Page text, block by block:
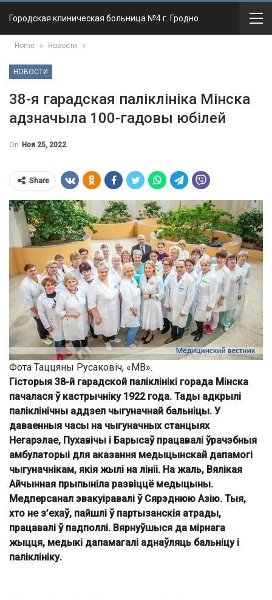
Городская клиническая больница №4 г. Гродно
Home Новости
НОВОСТИ
38-я гарадская паліклініка Мінска
адзначыла 100-гадовы юбілей
On Ноя 25, 2022
Share
Фота Таццяны Русаковіч, «МВ».
Гісторыя 38-й гарадской паліклінікі горада Мінска
пачалася ў кастрычніку 1922 года. Тады адкрылі
паліклінічны аддзел чыгуначнай бальніцы. У
даваенныя часы на чыгуначных станцыях
Негарэлае, Пухавічы і Барысаў працавалі ўрачэбныя
амбулаторыі для аказання медыцынскай дапамогі
чыгуначнікам, якія жылі на лініі. На жаль, Вялікая
Айчынная прыпыніла развіццё медыцыны.
Медперсанал эвакуіравалі ў Сярэднюю Азію. Тыя,
хто не з’ехаў, пайшлі ў партызанскія атрады,
працавалі ў падполлі. Вярнуўшыся да мірнага
жыцця, медыкі дапамагалі аднаўляць бальніцу і
паліклініку.